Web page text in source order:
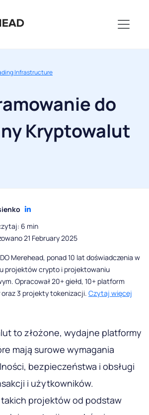
Infrastructure
do
Kryptowalut
6 min
21 February 2025
Merehead, ponad 10 lat doświadczenia w
projektów crypto i projektowaniu
Opracował 20+ giełd, 10+ platform
oraz 3 projekty tokenizacji. Czytaj więcej
to złożone, wydajne platformy
mają surowe wymagania
bezpieczeństwa i obsługi
i użytkowników.
projektów od podstaw